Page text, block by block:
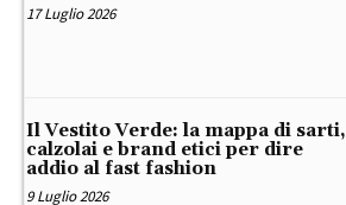
17 Luglio 2026
Il Vestito Verde: la mappa di sarti,
calzolai e brand etici per dire
addio al fast fashion
9 Luglio 2026